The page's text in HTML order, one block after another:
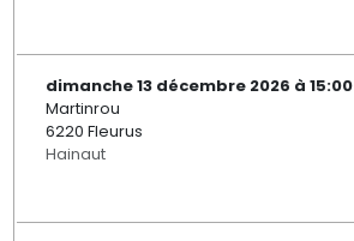
dimanche 13 décembre 2026 à 15:00
Martinrou
6220 Fleurus
Hainaut